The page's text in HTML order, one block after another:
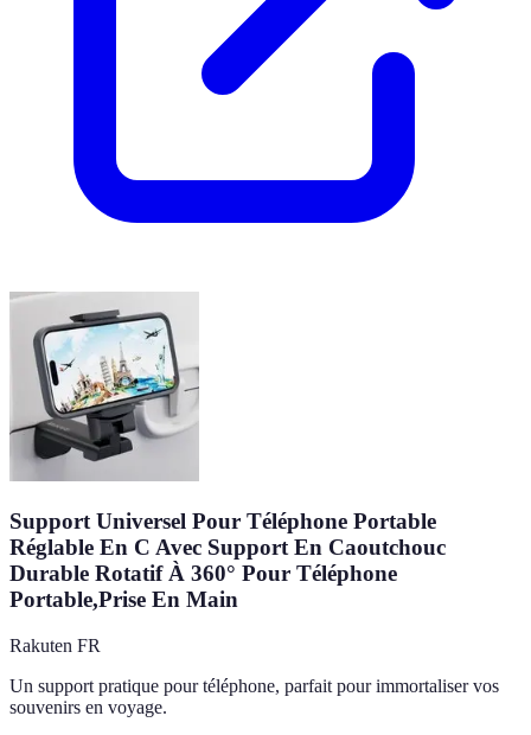
Support Universel Pour Téléphone Portable
Réglable En C Avec Support En Caoutchouc
Durable Rotatif À 360° Pour Téléphone
Portable,Prise En Main
Rakuten FR
Un support pratique pour téléphone, parfait pour immortaliser vos
souvenirs en voyage.